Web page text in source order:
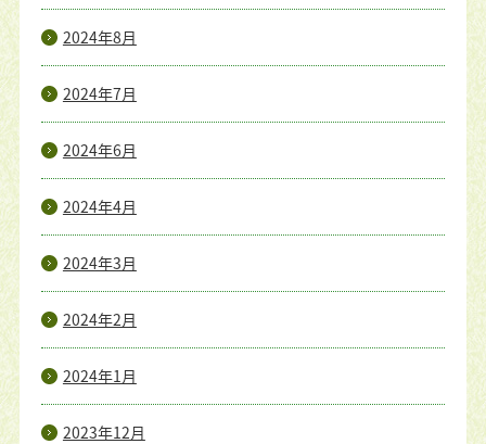
2024年8月
2024年7月
2024年6月
2024年4月
2024年3月
2024年2月
2024年1月
2023年12月